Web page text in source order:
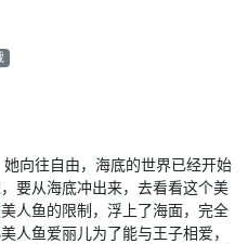
向往自由，海底的世界已经开始
要从海底冲出来，去看看这个美
人鱼的限制，浮上了海面，完全
人鱼爱丽儿为了能与王子相爱，